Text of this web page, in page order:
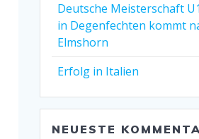
Deutsche Meisterschaft
in Degenfechten kommt
Elmshorn
Erfolg in Italien
NEUESTE